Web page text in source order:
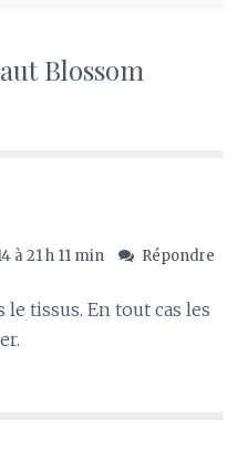
Blossom
à 21 h 11 min Répondre
le tissus. En tout cas les